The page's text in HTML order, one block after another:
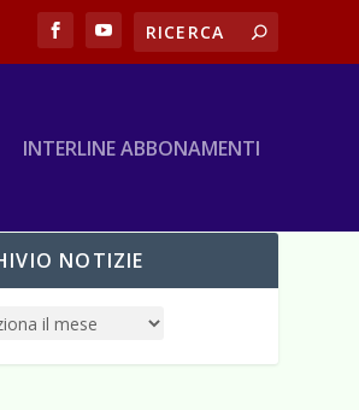
INTERLINE ABBONAMENTI
NOTIZIE